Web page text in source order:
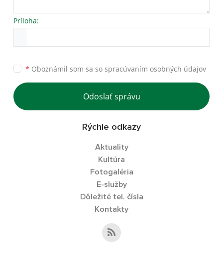
Príloha:
* Oboznámil som sa so spracúvaním osobných údajov
Odoslať správu
Rýchle odkazy
Aktuality
Kultúra
Fotogaléria
E-služby
Dôležité tel. čísla
Kontakty